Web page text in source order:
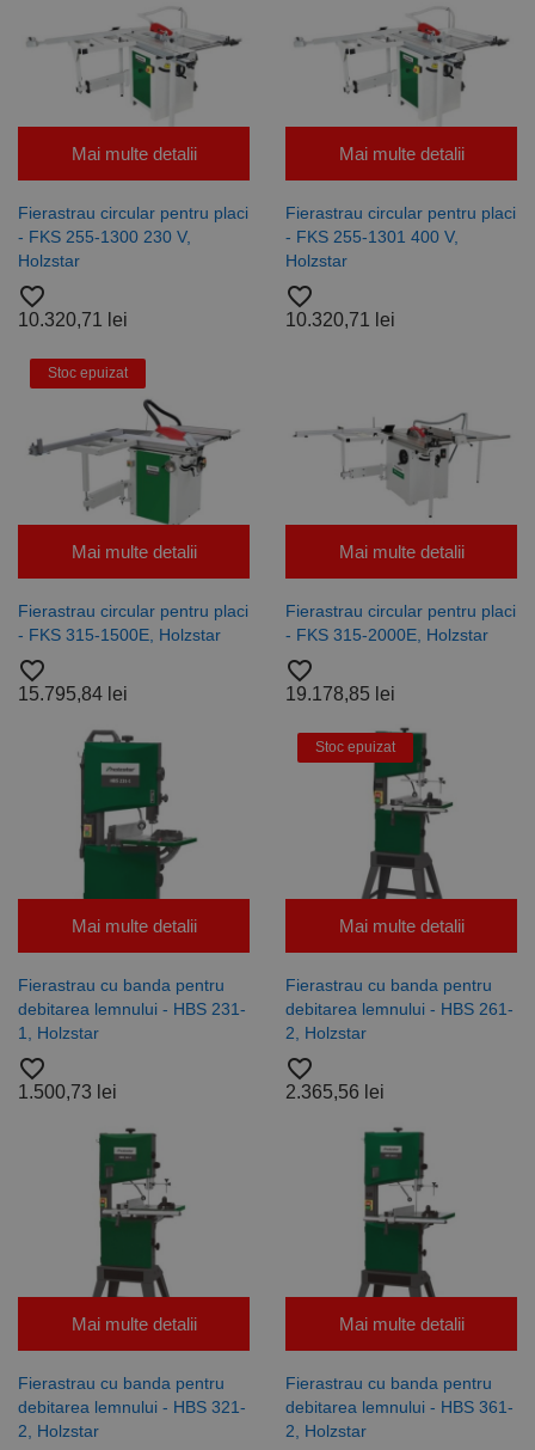
Mai multe detalii
Fierastrau circular pentru placi
- FKS 255-1300 230 V,
Holzstar
favorite_border
10.320,71 lei
Mai multe detalii
Fierastrau circular pentru placi
- FKS 255-1301 400 V,
Holzstar
favorite_border
10.320,71 lei
Stoc epuizat
Mai multe detalii
Fierastrau circular pentru placi
- FKS 315-1500E, Holzstar
favorite_border
15.795,84 lei
Mai multe detalii
Fierastrau circular pentru placi
- FKS 315-2000E, Holzstar
favorite_border
19.178,85 lei
Mai multe detalii
Fierastrau cu banda pentru
debitarea lemnului - HBS 231-
1, Holzstar
favorite_border
1.500,73 lei
Stoc epuizat
Mai multe detalii
Fierastrau cu banda pentru
debitarea lemnului - HBS 261-
2, Holzstar
favorite_border
2.365,56 lei
Mai multe detalii
Fierastrau cu banda pentru
debitarea lemnului - HBS 321-
2, Holzstar
Mai multe detalii
Fierastrau cu banda pentru
debitarea lemnului - HBS 361-
2, Holzstar